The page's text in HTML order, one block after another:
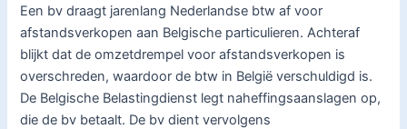
Een bv draagt jarenlang Nederlandse btw af voor
afstandsverkopen aan Belgische particulieren. Achteraf
blijkt dat de omzetdrempel voor afstandsverkopen is
overschreden, waardoor de btw in België verschuldigd is.
De Belgische Belastingdienst legt naheffingsaanslagen op,
die de bv betaalt. De bv dient vervolgens